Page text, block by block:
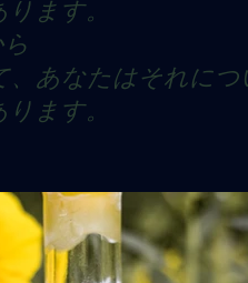
ます。
、あなたはそれにつ
ます。